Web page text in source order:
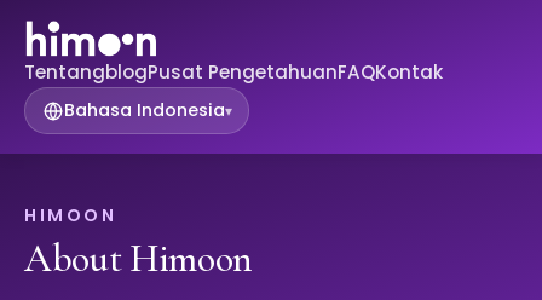
TentangblogPusat PengetahuanFAQKontak
Bahasa Indonesia▾
HIMOON
About Himoon